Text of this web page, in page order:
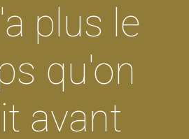
plus le
qu'on
avant